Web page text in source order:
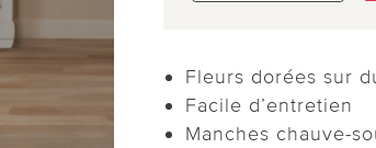
Fleurs dorées sur
Facile d’entretien
Manches chauve-